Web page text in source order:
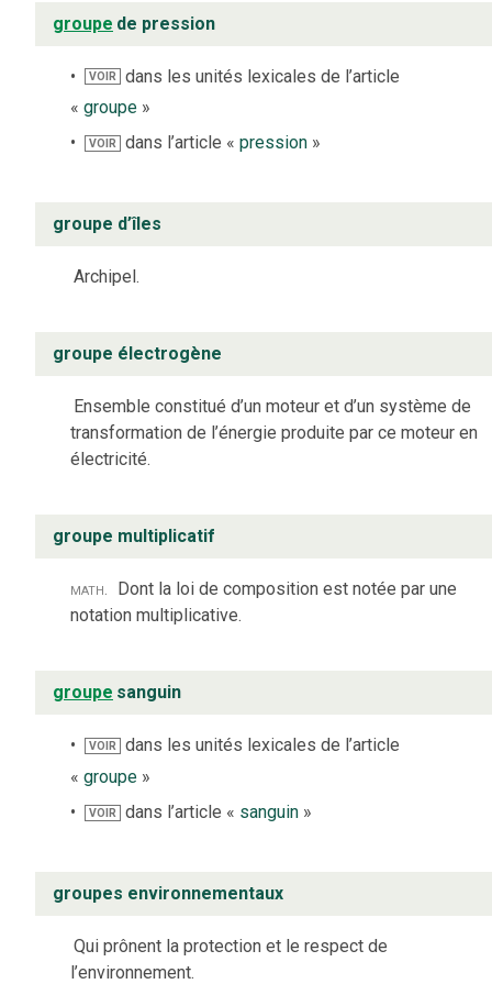
groupe de pression
VOIR
dans les unités lexicales de l’article
« groupe »
VOIR dans l’article «pression »
groupe d’îles
Archipel.
groupe électrogène
Ensemble constitué d’un moteur et d’un système de
transformation de l’énergie produite par ce moteur en
électricité.
groupe multiplicatif
math.
Dont la loi de composition est notée par une
notation multiplicative.
groupe sanguin
VOIR
dans les unités lexicales de l’article
« groupe »
VOIR dans l’article « sanguin »
groupes environnementaux
Qui prônent la protection et le respect de
l’environnement.